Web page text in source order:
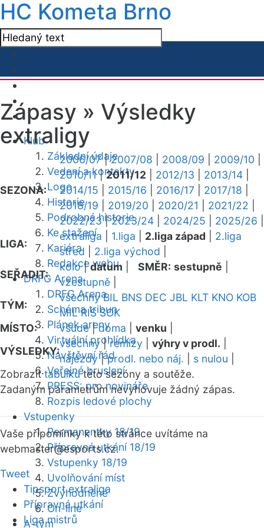
HC Kometa Brno
Klub
Základní údaje
Vedení a kontakty
Logo
Historie
Podrobná historie
Ke stažení
Kariéra
Redakce webu
DRFG Arena
DRFG Arena
Schéma tribun
Plánek areny
Virtuální prohlídka
Návštěvní řád
Veřejné bruslení
PRESS: pro novináře
Rozpis ledové plochy
Vstupenky
Permanentky 18/19
Přípravná utkání 18/19
Vstupenky 18/19
Uvolňování míst
Zvýhodněné
On-line
A-tým
Zápasy » Výsledky
extraligy
SEZONA:
2006/07|2007/08 2008/09 2009/10
2010/11|2011/12 2012/13 2013/14
2014/15
2015/16 2016/17 2017/18
2018/19
2019/20 2020/21 2021/22
2022/23|2023/24 2024/25 2025/26
LIGA:
extraliga 1.liga 2.liga západ
2.liga
střed
2.liga východ
SEŘADIT:
kolo|datum SMĚR: sestupně
vzestupně
TÝM:
všechny BIL BNS DEC JBL KLT KNO KOB
MIL RIS SOK
MÍSTO:
všude|doma venku
VÝSLEDKY:
všechny|remízy výhry v prodl.
nájezdy|prodl. nebo náj. s nulou
Zobrazittabulkutéto sezóny a soutěže.
Zadaným parametrům nevyhovuje žádný zápas.
Vaše připomínky k této stránce uvítáme na
webmaster@esports.cz.
Tweet
Tipsport extraliga
Přípravná utkání
Liga mistrů